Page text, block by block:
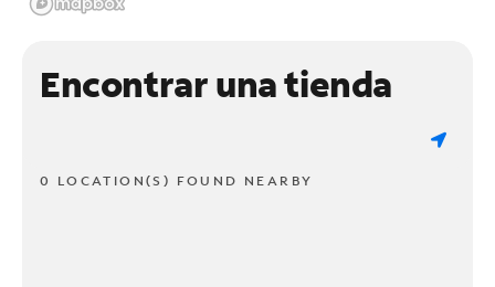
Encontrar una tienda
0 LOCATION(S) FOUND NEARBY